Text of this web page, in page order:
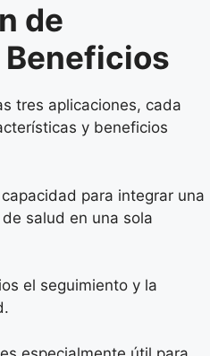
de
tres aplicaciones, cada
y beneficios
para integrar una
salud en una sola
el seguimiento y la